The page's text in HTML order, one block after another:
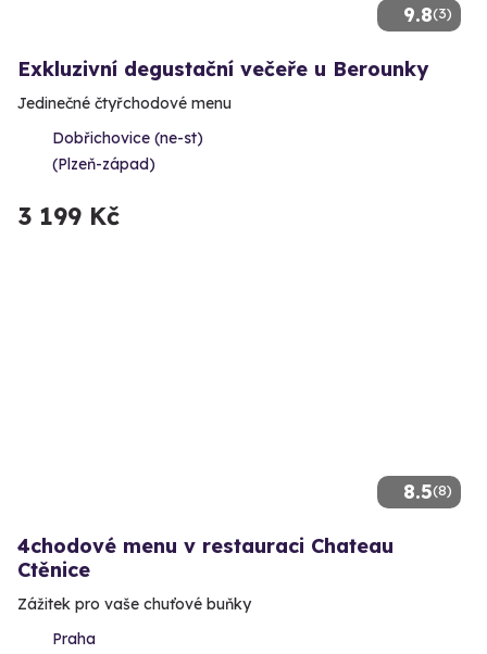
9.8(3)
Exkluzivní degustační večeře u Berounky
Jedinečné čtyřchodové menu
Dobřichovice (ne-st)
(Plzeň-západ)
3 199 Kč
8.5(8)
4chodové menu v restauraci Chateau
Ctěnice
Zážitek pro vaše chuťové buňky
Praha